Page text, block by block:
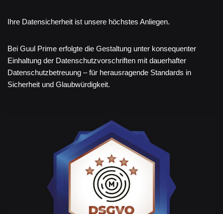
Ihre Datensicherheit ist unsere höchstes Anliegen.
Bei Guul Prime erfolgte die Gestaltung unter konsequenter
Einhaltung der Datenschutzvorschriften mit dauerhafter
Datenschutzbetreuung – für herausragende Standards in
Sicherheit und Glaubwürdigkeit.